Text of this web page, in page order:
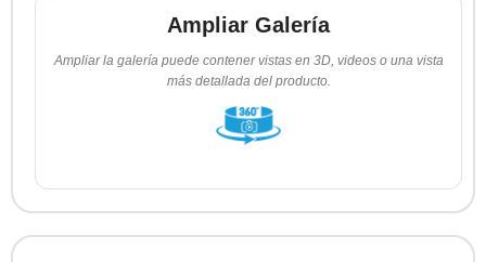
Ampliar Galería
Ampliar la galería puede contener vistas en 3D, videos o una vista
más detallada del producto.